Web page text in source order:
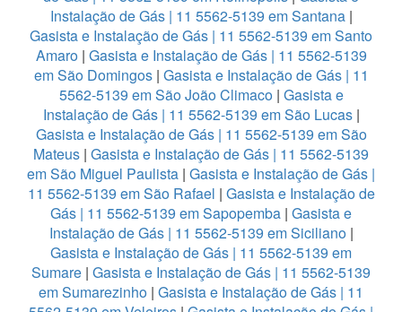
Instalação de Gás | 11 5562-5139 em Santana|
Gasista e Instalação de Gás | 11 5562-5139 em Santo
Amaro| Gasista e Instalação de Gás | 11 5562-5139
em São Domingos| Gasista e Instalação de Gás | 11
5562-5139 em São João Climaco| Gasista e
Instalação de Gás | 11 5562-5139 em São Lucas|
Gasista e Instalação de Gás | 11 5562-5139 em São
Mateus | Gasista e Instalação de Gás | 11 5562-5139
em São Miguel Paulista | Gasista e Instalação de Gás |
11 5562-5139 em São Rafael | Gasista e Instalação de
Gás | 11 5562-5139 em Sapopemba | Gasista e
Instalação de Gás | 11 5562-5139 em Siciliano|
Gasista e Instalação de Gás | 11 5562-5139 em
Sumare | Gasista e Instalação de Gás | 11 5562-5139
em Sumarezinho | Gasista e Instalação de Gás | 11